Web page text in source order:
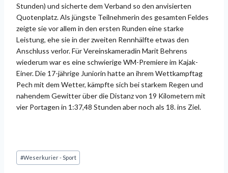
Stunden) und sicherte dem Verband so den anvisierten
Quotenplatz. Als jüngste Teilnehmerin des gesamten Feldes
zeigte sie vor allem in den ersten Runden eine starke
Leistung, ehe sie in der zweiten Rennhälfte etwas den
Anschluss verlor. Für Vereinskameradin Marit Behrens
wiederum war es eine schwierige WM-Premiere im Kajak-
Einer. Die 17-jährige Juniorin hatte an ihrem Wettkampftag
Pech mit dem Wetter, kämpfte sich bei starkem Regen und
nahendem Gewitter über die Distanz von 19 Kilometern mit
vier Portagen in 1:37,48 Stunden aber noch als 18. ins Ziel.
Schlagworte:
#Weserkurier - Sport